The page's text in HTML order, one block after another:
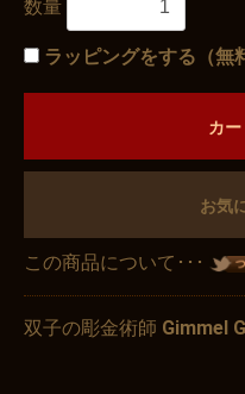
数量
ラッピングをする（無
カ
お気
この商品について･･･
双子の彫金術師 Gimmel